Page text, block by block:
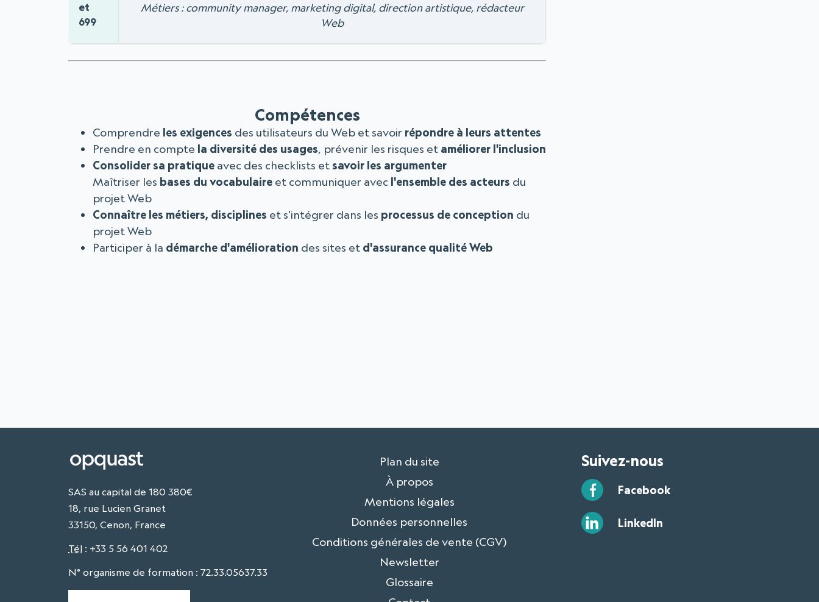
et
699
Métiers : community manager, marketing digital, direction artistique, rédacteur
Web
Compétences
Comprendre les exigences des utilisateurs du Web et savoir répondre à leurs attentes
Prendre en compte la diversité des usages, prévenir les risques et améliorer l'inclusion
Consolider sa pratique avec des checklists et savoir les argumenter
Maîtriser les bases du vocabulaire et communiquer avec l'ensemble des acteurs du
projet Web
Connaître les métiers, disciplines et s'intégrer dans les processus de conception du
projet Web
Participer à la démarche d'amélioration des sites et d'assurance qualité Web
SAS au capital de 180 380€
18, rue Lucien Granet
33150, Cenon, France
Tél : +33 5 56 401 402
N° organisme de formation : 72.33.05637.33
Plan du site
À propos
Mentions légales
Données personnelles
Conditions générales de vente (CGV)
Newsletter
Glossaire
Suivez-nous
Facebook
LinkedIn